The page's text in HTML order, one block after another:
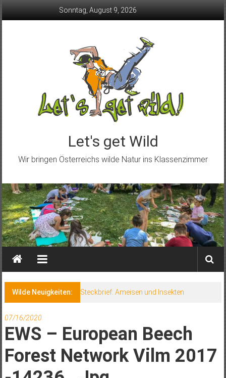
Sonntag, August 9, 2026
Let's get Wild
Wir bringen Österreichs wilde Natur ins Klassenzimmer
Wilde Neuigkeiten: Steckbrief: Ameisen und Insekten
07/16/2020
EWS – European Beech
Forest Network Vilm 2017